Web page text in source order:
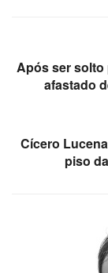
Após ser solto
afastado
Cícero
piso